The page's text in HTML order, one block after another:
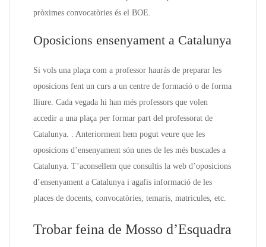
pròximes convocatòries és el BOE.
Oposicions ensenyament a Catalunya
Si vols una plaça com a professor haurás de preparar les
oposicions fent un curs a un centre de formació o de forma
lliure. Cada vegada hi han més professors que volen
accedir a una plaça per formar part del professorat de
Catalunya. . Anteriorment hem pogut veure que les
oposicions d’ensenyament són unes de les més buscades a
Catalunya. T’aconsellem que consultis la web d’oposicions
d’ensenyament a Catalunya i agafis informació de les
places de docents, convocatòries, temaris, matricules, etc.
Trobar feina de Mosso d’Esquadra